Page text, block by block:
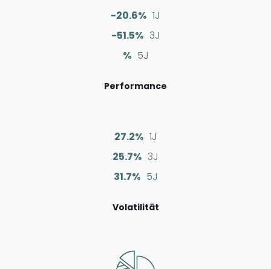
-20.6% 1J
-51.5% 3J
% 5J
Performance
27.2% 1J
25.7% 3J
31.7% 5J
Volatilität